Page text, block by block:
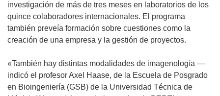
investigación de más de tres meses en laboratorios de los
quince colaboradores internacionales. El programa
también preveía formación sobre cuestiones como la
creación de una empresa y la gestión de proyectos.
«También hay distintas modalidades de imagenología —
indicó el profesor Axel Haase, de la Escuela de Posgrado
en Bioingeniería (GSB) de la Universidad Técnica de